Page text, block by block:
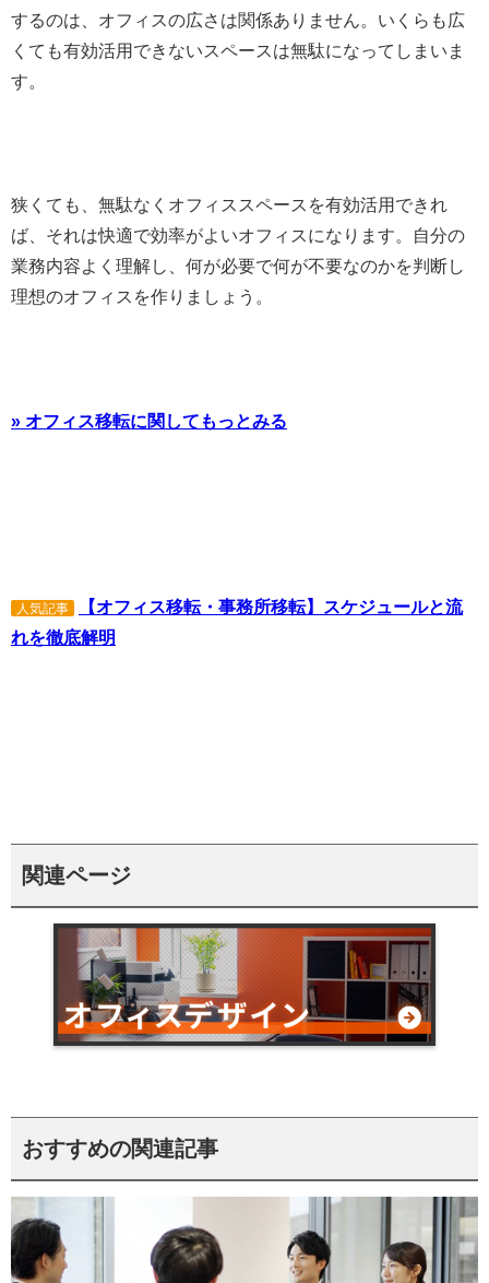
するのは、オフィスの広さは関係ありません。いくらも広
くても有効活用できないスペースは無駄になってしまいま
す。
狭くても、無駄なくオフィススペースを有効活用できれ
ば、それは快適で効率がよいオフィスになります。自分の
業務内容よく理解し、何が必要で何が不要なのかを判断し
理想のオフィスを作りましょう。
» オフィス移転に関してもっとみる
人気記事
【オフィス移転・事務所移転】スケジュールと流
れを徹底解明
関連ページ
おすすめの関連記事